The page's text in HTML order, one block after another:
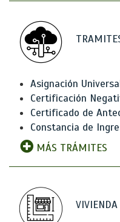
Asignación
Certificación
Certificado de
Constancia de
MÁS TRÁMITES